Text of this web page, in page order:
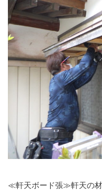
≪軒天ボード張≫軒天の材